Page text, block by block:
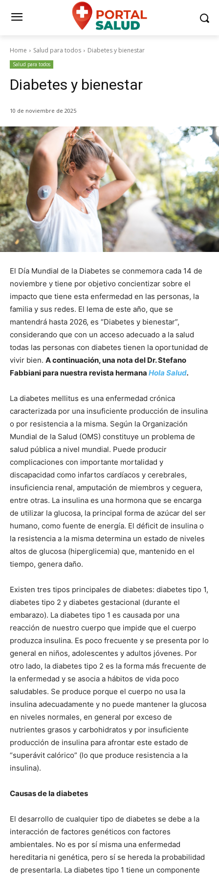
Home Salud para todos Diabetes y bienestar
Salud para todos
Diabetes y bienestar
10 de noviembre de 2025
El Día Mundial de la Diabetes se conmemora cada 14 de
noviembre y tiene por objetivo concientizar sobre el
impacto que tiene esta enfermedad en las personas, la
familia y sus redes. El lema de este año, que se
mantendrá hasta 2026, es “Diabetes y bienestar”,
considerando que con un acceso adecuado a la salud
todas las personas con diabetes tienen la oportunidad de
vivir bien. A continuación, una nota del Dr. Stefano
Fabbiani para nuestra revista hermana Hola Salud.
La diabetes mellitus es una enfermedad crónica
caracterizada por una insuficiente producción de insulina
o por resistencia a la misma. Según la Organización
Mundial de la Salud (OMS) constituye un problema de
salud pública a nivel mundial. Puede producir
complicaciones con importante mortalidad y
discapacidad como infartos cardíacos y cerebrales,
insuficiencia renal, amputación de miembros y ceguera,
entre otras. La insulina es una hormona que se encarga
de utilizar la glucosa, la principal forma de azúcar del ser
humano, como fuente de energía. El déficit de insulina o
la resistencia a la misma determina un estado de niveles
altos de glucosa (hiperglicemia) que, mantenido en el
tiempo, genera daño.
Existen tres tipos principales de diabetes: diabetes tipo 1,
diabetes tipo 2 y diabetes gestacional (durante el
embarazo). La diabetes tipo 1 es causada por una
reacción de nuestro cuerpo que impide que el cuerpo
produzca insulina. Es poco frecuente y se presenta por lo
general en niños, adolescentes y adultos jóvenes. Por
otro lado, la diabetes tipo 2 es la forma más frecuente de
la enfermedad y se asocia a hábitos de vida poco
saludables. Se produce porque el cuerpo no usa la
insulina adecuadamente y no puede mantener la glucosa
en niveles normales, en general por exceso de
nutrientes grasos y carbohidratos y por insuficiente
producción de insulina para afrontar este estado de
“superávit calórico” (lo que produce resistencia a la
insulina).
Causas de la diabetes
El desarrollo de cualquier tipo de diabetes se debe a la
interacción de factores genéticos con factores
ambientales. No es por sí misma una enfermedad
hereditaria ni genética, pero sí se hereda la probabilidad
de presentarla. La diabetes tipo 1 tiene un componente